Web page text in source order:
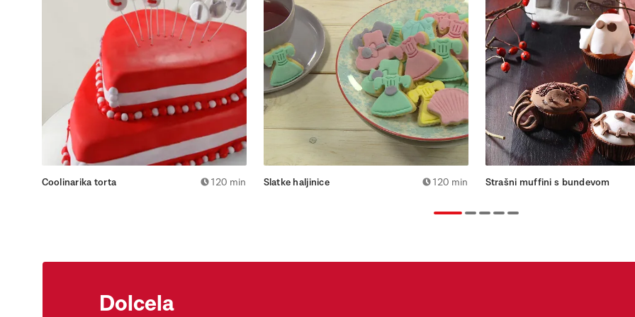
Coolinarika torta 120 min Slatke haljinice 120 min Strašni muffini s bundevom
Dolcela